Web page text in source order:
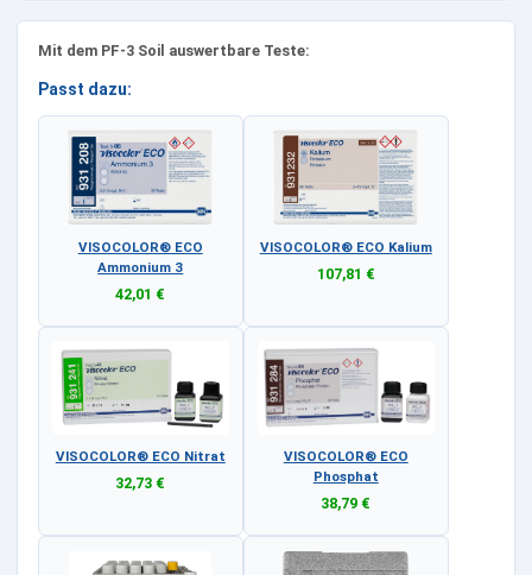
Mit dem PF-3 Soil auswertbare Teste:
Passt dazu:
VISOCOLOR® ECO
Ammonium 3
42,01 €
VISOCOLOR® ECO Kalium
107,81 €
VISOCOLOR® ECO Nitrat
32,73 €
VISOCOLOR® ECO
Phosphat
38,79 €